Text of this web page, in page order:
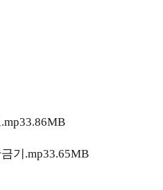
3.86MB
기.mp33.65MB